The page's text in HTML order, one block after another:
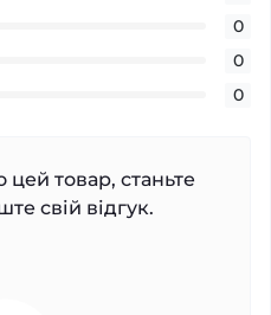
0
0
0
цей товар, станьте
свій відгук.